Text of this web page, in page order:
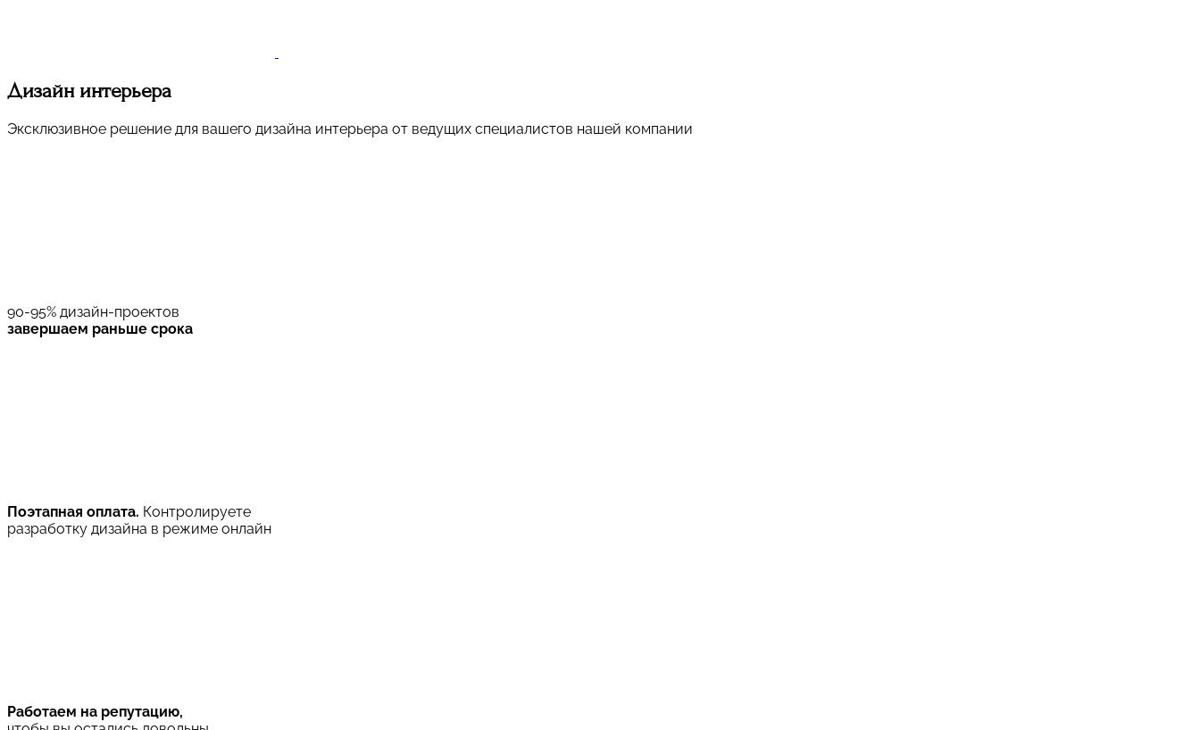
Дизайн интерьера
Эксклюзивное решение для вашего дизайна интерьера от ведущих специалистов нашей компании
90-95% дизайн-проектов
завершаем раньше срока
Поэтапная оплата. Контролируете
разработку дизайна в режиме онлайн
Работаем на репутацию,